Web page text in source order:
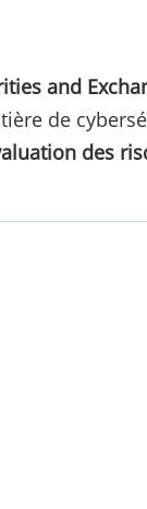
and
de
des